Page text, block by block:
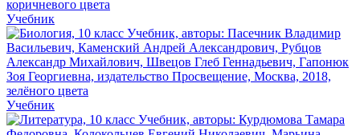
Учебник
Учебник